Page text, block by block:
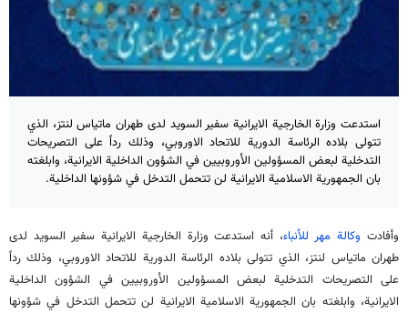
استدعت وزارة الخارجية الايرانية سفير السويد لدى طهران ماتياس لنتز، الذي
تتولى بلاده الرئاسة الدورية للاتحاد الاوروبي، وذلك رداً على التصريحات
التدخلية لبعض المسؤولين الأوروبيين في الشؤون الداخلية الايرانية، وابلغته
بان الجمهورية الاسلامية الايرانية لن تتحمل التدخل في شؤونها الداخلية.
وأفادت وكالة مهر للأنباء، أنه استدعت وزارة الخارجية الايرانية سفير السويد لدى
طهران ماتياس لنتز، الذي تتولى بلاده الرئاسة الدورية للاتحاد الاوروبي، وذلك رداً
على التصريحات التدخلية لبعض المسؤولين الأوروبيين في الشؤون الداخلية
الايرانية، وابلغته بان الجمهورية الاسلامية الايرانية لن تتحمل التدخل في شؤونها